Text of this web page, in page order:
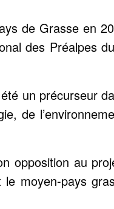
de Grasse en
des Préalpes
un précurseur
de
opposition au
moyen-pays